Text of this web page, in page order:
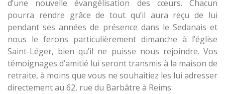
d’une nouvelle évangélisation des cœurs. Chacun
pourra rendre grâce de tout qu’il aura reçu de lui
pendant ses années de présence dans le Sedanais et
nous le ferons particulièrement dimanche à l’église
Saint-Léger, bien qu’il ne puisse nous rejoindre. Vos
témoignages d’amitié lui seront transmis à la maison de
retraite, à moins que vous ne souhaitiez les lui adresser
directement au 62, rue du Barbâtre à Reims.